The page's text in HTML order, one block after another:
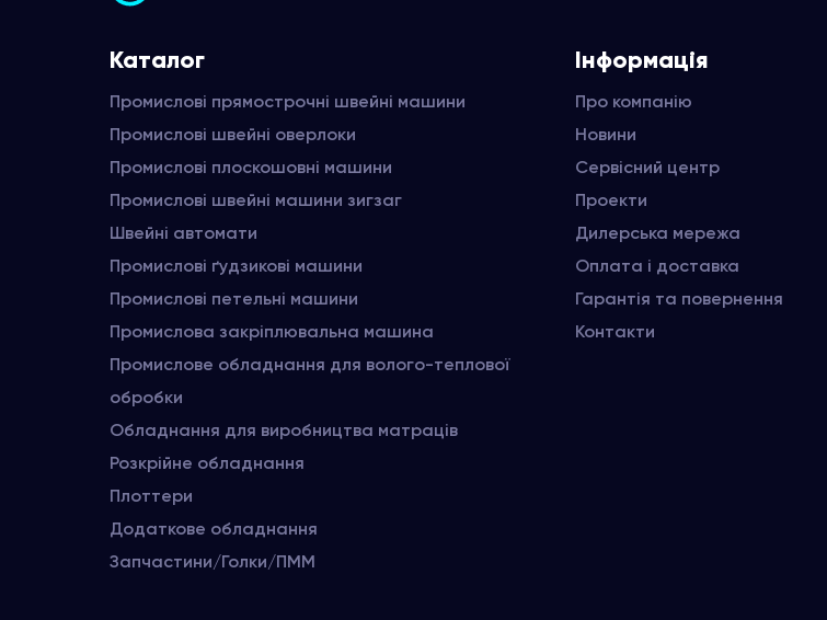
Каталог
Промислові прямострочні швейні машини
Промислові швейні оверлоки
Промислові плоскошовні машини
Промислові швейні машини зигзаг
Швейні автомати
Промислові ґудзикові машини
Промислові петельні машини
Промислова закріплювальна машина
Промислове обладнання для волого-теплової
обробки
Обладнання для виробництва матраців
Розкрійне обладнання
Плоттери
Додаткове обладнання
Запчастини/Голки/ПММ
Інформація
Про компанію
Новини
Сервісний центр
Проекти
Дилерська мережа
Оплата і доставка
Гарантія та повернення
Контакти